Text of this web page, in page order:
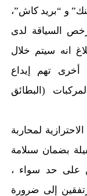
و “بريد كاش”،
رخص السياقة لدى
انه سيتم خلال
أخرى تهم إيداع
(البطائق
لمحاربة
( كوفيد 19 ) الكفيلة بضمان سىلامة
على حد سواء ،
إلى ضرورة